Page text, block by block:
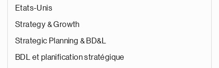
Etats-Unis
Strategy & Growth
Strategic Planning & BD&L
BDL et planification stratégique